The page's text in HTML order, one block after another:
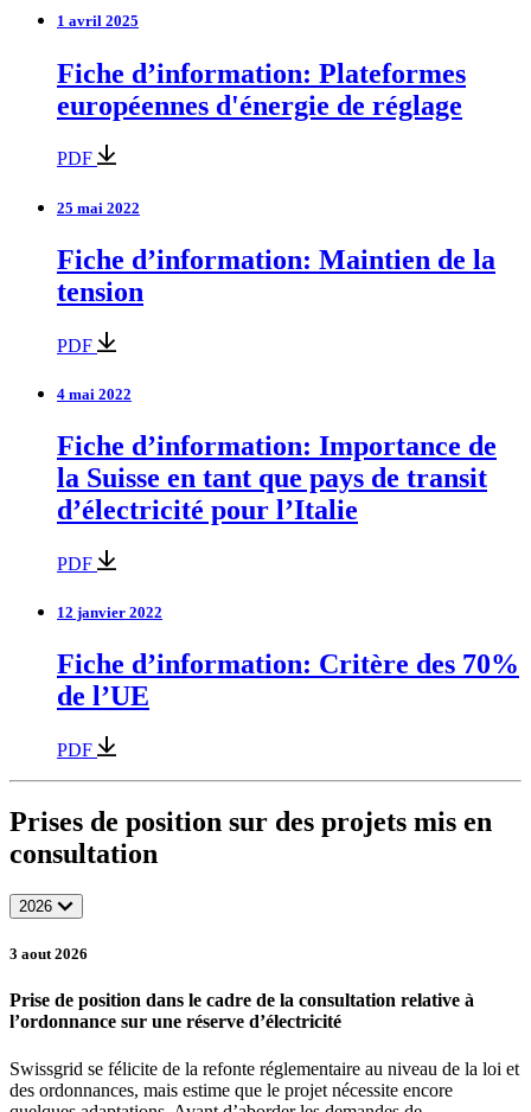
1 avril 2025
Fiche d’information: Plateformes
européennes d'énergie de réglage
PDF
25 mai 2022
Fiche d’information: Maintien de la
tension
PDF
4 mai 2022
Fiche d’information: Importance de
la Suisse en tant que pays de transit
d’électricité pour l’Italie
PDF
12 janvier 2022
Fiche d’information: Critère des 70%
de l’UE
PDF
Prises de position sur des projets mis en
consultation
2026
3 aout 2026
Prise de position dans le cadre de la consultation relative à
l’ordonnance sur une réserve d’électricité
Swissgrid se félicite de la refonte réglementaire au niveau de la loi et
des ordonnances, mais estime que le projet nécessite encore